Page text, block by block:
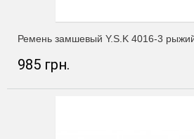
Ремень замшевый Y.S.K 4016-3
985 грн.